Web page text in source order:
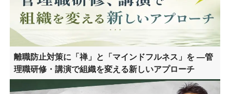
離職防止対策に「禅」と「マインドフルネス」を ―管
理職研修・講演で組織を変える新しいアプローチ